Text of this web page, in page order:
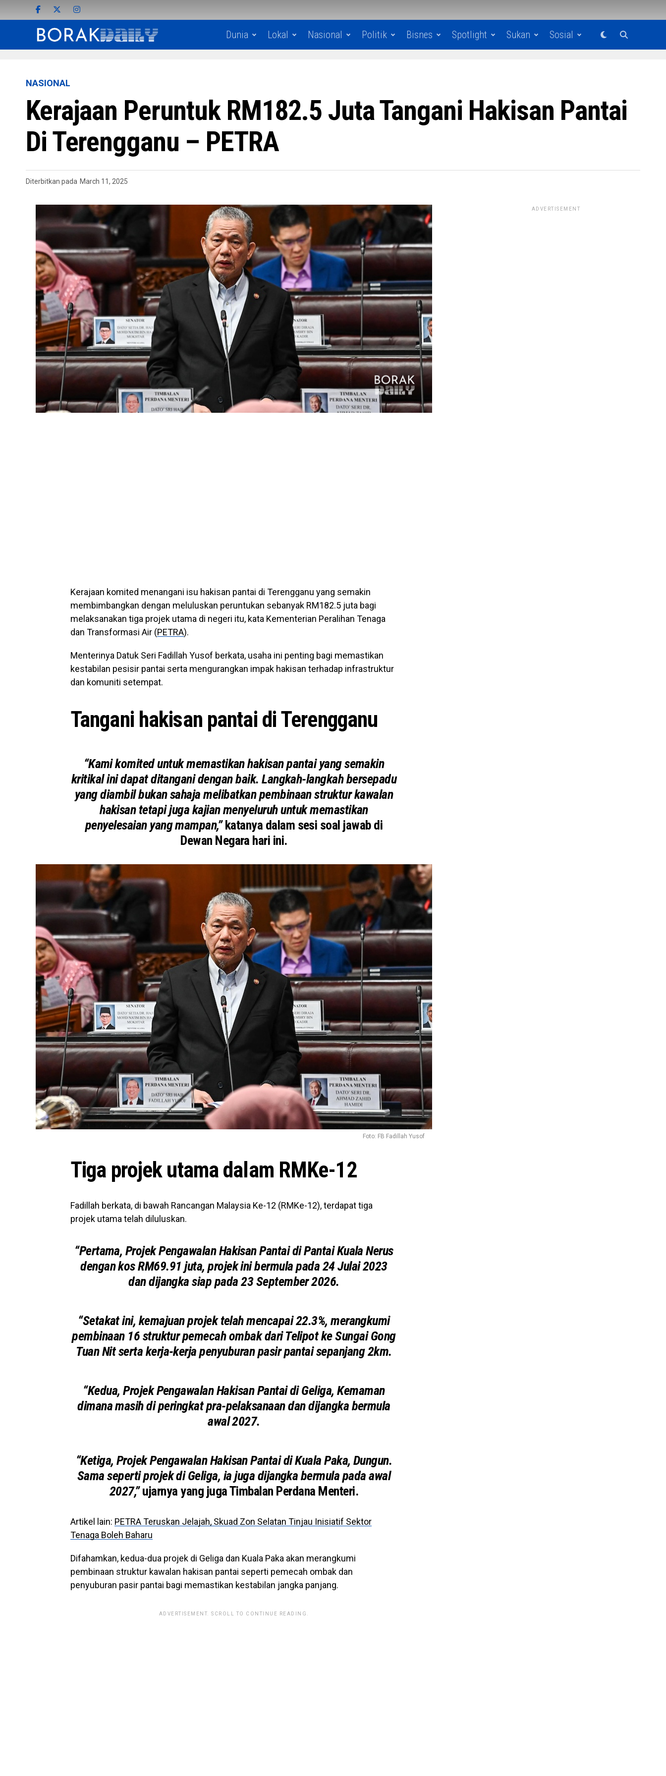
Dunia Lokal Nasional Politik Bisnes Spotlight Sukan Sosial
NASIONAL
Kerajaan Peruntuk RM182.5 Juta Tangani Hakisan Pantai
Di Terengganu – PETRA
Diterbitkan pada March 11, 2025
Kerajaan komited menangani isu hakisan pantai di Terengganu yang semakin
membimbangkan dengan meluluskan peruntukan sebanyak RM182.5 juta bagi
melaksanakan tiga projek utama di negeri itu, kata Kementerian Peralihan Tenaga
dan Transformasi Air (PETRA).
Menterinya Datuk Seri Fadillah Yusof berkata, usaha ini penting bagi memastikan
kestabilan pesisir pantai serta mengurangkan impak hakisan terhadap infrastruktur
dan komuniti setempat.
Tangani hakisan pantai di Terengganu
“Kami komited untuk memastikan hakisan pantai yang semakin
kritikal ini dapat ditangani dengan baik. Langkah-langkah bersepadu
yang diambil bukan sahaja melibatkan pembinaan struktur kawalan
hakisan tetapi juga kajian menyeluruh untuk memastikan
penyelesaian yang mampan,”katanya dalam sesi soal jawab di
Dewan Negara hari ini.
Foto: FB Fadillah Yusof
Tiga projek utama dalam RMKe-12
Fadillah berkata, di bawah Rancangan Malaysia Ke-12 (RMKe-12), terdapat tiga
projek utama telah diluluskan.
“Pertama, Projek Pengawalan Hakisan Pantai di Pantai Kuala Nerus
dengan kos RM69.91 juta, projek ini bermula pada 24 Julai 2023
dan dijangka siap pada 23 September 2026.
“Setakat ini, kemajuan projek telah mencapai 22.3%, merangkumi
pembinaan 16 struktur pemecah ombak dari Telipot ke Sungai Gong
Tuan Nit serta kerja-kerja penyuburan pasir pantai sepanjang 2km.
“Kedua, Projek Pengawalan Hakisan Pantai di Geliga, Kemaman
dimana masih di peringkat pra-pelaksanaan dan dijangka bermula
awal 2027.
“Ketiga, Projek Pengawalan Hakisan Pantai di Kuala Paka, Dungun.
Sama seperti projek di Geliga, ia juga dijangka bermula pada awal
2027,”ujarnya yang juga Timbalan Perdana Menteri.
Artikel lain: PETRA Teruskan Jelajah, Skuad Zon Selatan Tinjau Inisiatif Sektor
Tenaga Boleh Baharu
Difahamkan, kedua-dua projek di Geliga dan Kuala Paka akan merangkumi
pembinaan struktur kawalan hakisan pantai seperti pemecah ombak dan
penyuburan pasir pantai bagi memastikan kestabilan jangka panjang.
ADVERTISEMENT. SCROLL TO CONTINUE READING.
ADVERTISEMENT